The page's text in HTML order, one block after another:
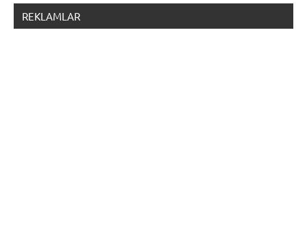
REKLAMLAR